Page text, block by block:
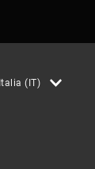
Italia (IT)